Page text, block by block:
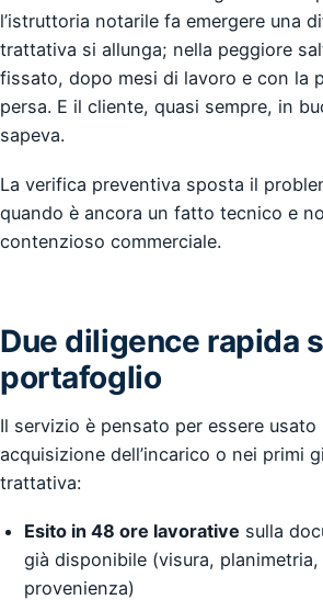
l’istruttoria notarile fa emergere una
trattativa si allunga; nella peggiore
fissato, dopo mesi di lavoro e con la
persa. E il cliente, quasi sempre, in
sapeva.
La verifica preventiva sposta il
quando è ancora un fatto tecnico e
contenzioso commerciale.
Due diligence rapida
portafoglio
Il servizio è pensato per essere usato
acquisizione dell’incarico o nei primi
trattativa:
Esito in 48 ore lavorative sulla
già disponibile (visura,
provenienza)